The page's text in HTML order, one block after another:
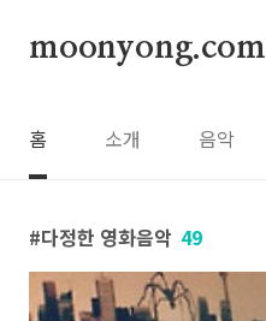
moonyong.com
홈 소개 음악
다정한 영화음악 49